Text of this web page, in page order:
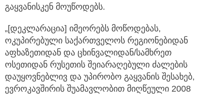
გაყვანისკენ მოუწოდებს.
„[დეკლარაცია] იმეორებს მოწოდებას,
ოკუპირებული საქართველოს რეგიონებიდან
აფხაზეთიდან და ცხინვალიდან/სამხრეთ
ოსეთიდან რუსეთის შეიარაღებული ძალების
დაუყოვნებლივ და უპირობო გაყვანის შესახებ,
ევროკავშირის შუამავლობით მიღწეული 2008